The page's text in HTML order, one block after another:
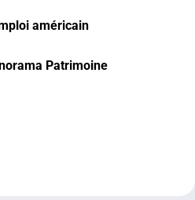
américain
Patrimoine